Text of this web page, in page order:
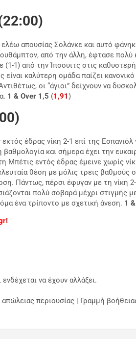
απουσίας Σολάνκε και αυτό
από την άλλη, έφτασε
1) από την Ίπσουιτς στις
καλύτερη ομάδα παίζει
οι “άγιοι” δείχνουν να
1 & Over 1,5 (1,91)
έδρας νίκη 2-1 επί της Εσπανιόλ
και σήμερα έχει την
Μπέτις εντός έδρας έμεινε χωρίς
θέση με μόλις τρεις βαθμούς
Πάντως, πέρσι έφυγαν με τη νίκη
πολύ σοβαρά μέχρι στιγμής
ένα τρίποντο με σχετική άνεση. 1
να έχουν αλλάξει.
περιουσίας | Γραμμή